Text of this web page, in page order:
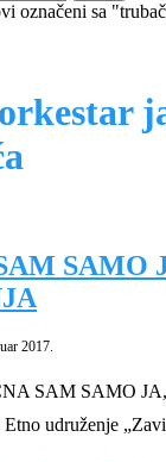
označeni sa
SAMO
2017.
SAM SAMO
udruženje